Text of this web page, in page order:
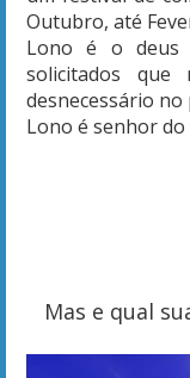
Outubro, até
Lono é o deus
solicitados
desnecessário no
Lono é senhor do
Mas e qual